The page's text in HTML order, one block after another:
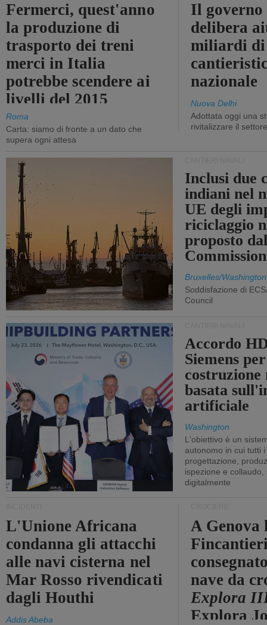
Fermerci, quest'anno
la produzione di
trasporto dei treni
merci in Italia
potrebbe scendere ai
livelli del 2015
Roma
Carta: siamo di fronte a un dato che
supera ogni attesa
Il
delibera
miliardi
nazionale
Nuova Delhi
Adottata oggi una
rivitalizzare il settore
Inclusi due
indiani nel
UE degli
riciclaggio
proposto
Bruxelles/Washington
Soddisfazione di
Council
Accordo
Siemens
costruzione
basata
artificiale
Washington
L'obiettivo è un
autonomo in cui tutti
progettazione,
ispezione e collaudo,
digitalmente
L'Unione Africana
condanna gli attacchi
alle navi cisterna nel
Mar Rosso rivendicati
dagli Houthi
Addis Abeba
A Genova
nave da
Explora
Explora